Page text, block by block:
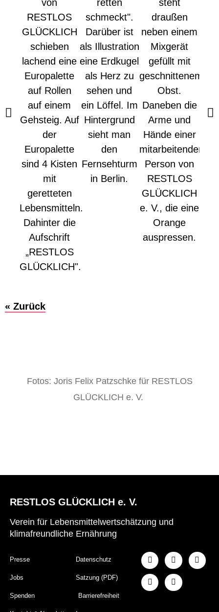
« Zurück
Fotos: Joris Felix Patzschke für RESTLOS
GLÜCKLICH e. V.
RESTLOS GLÜCKLICH e. V.
Verein für Lebensmittelwertschätzung und
klimafreundliche Ernährung
Presse
Jobs
Spenden
Datenschutz
Satzung (PDF)
Barrierefreiheit